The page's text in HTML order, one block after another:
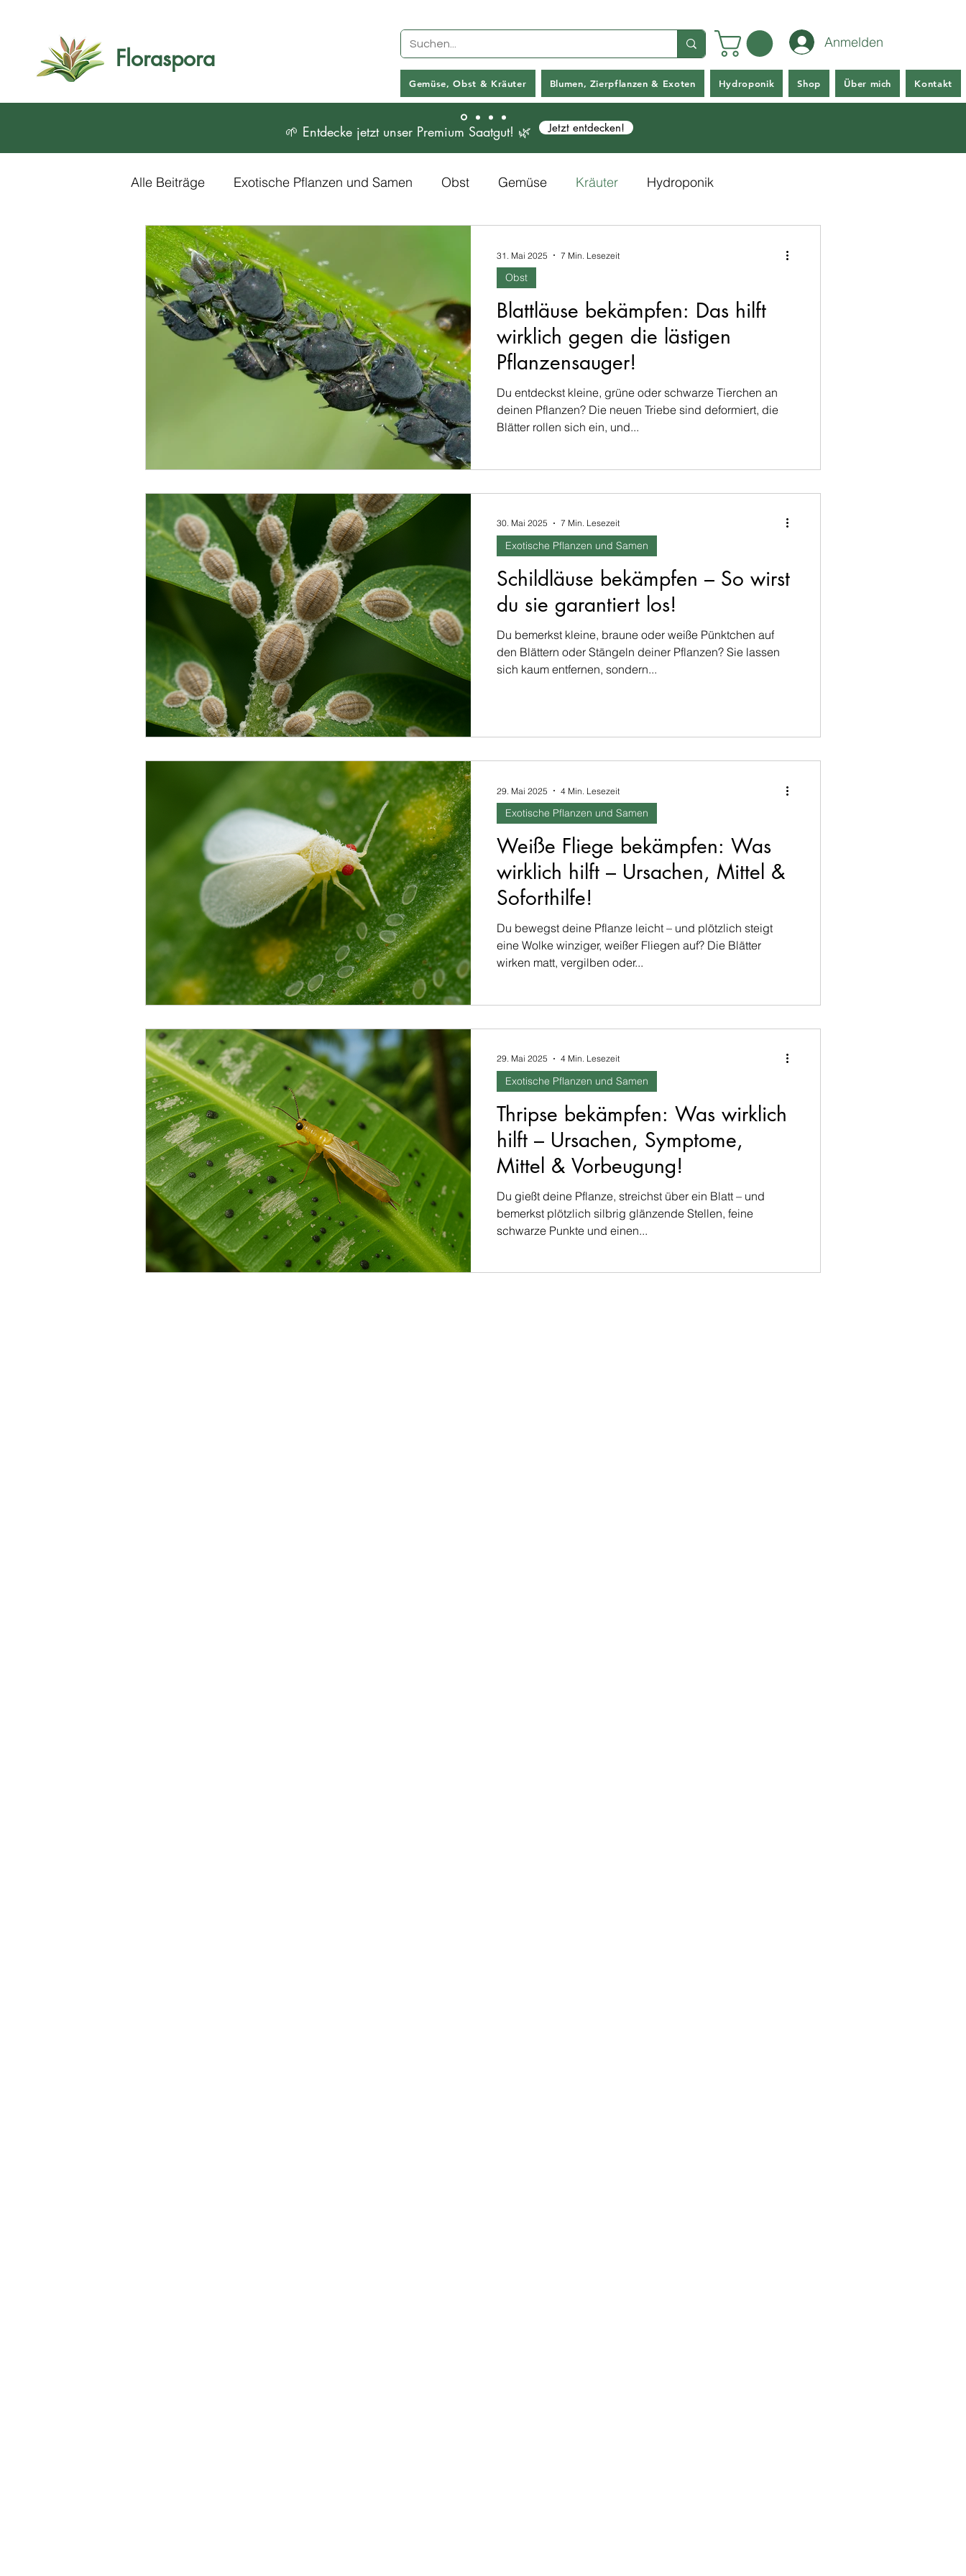
Floraspora
Anmelden
Gemüse, Obst & Kräuter Blumen, Zierpflanzen & Exoten Hydroponik Shop Über mich Kontakt
🌱 Entdecke jetzt unser Premium Saatgut! 🌿 Jetzt entdecken!
Alle Beiträge Exotische Pflanzen und Samen Obst Gemüse Kräuter Hydroponik
Blumen und Zierpflanzen
Blattläuse bekämpfen: Das hilft
wirklich gegen die lästigen
Pflanzensauger!
Du entdeckst kleine, grüne oder schwarze Tierchen an
deinen Pflanzen? Die neuen Triebe sind deformiert, die
Blätter rollen sich ein, und...
Obst
31. Mai 2025 7 Min. Lesezeit
Schildläuse bekämpfen – So wirst
du sie garantiert los!
Du bemerkst kleine, braune oder weiße Pünktchen auf
den Blättern oder Stängeln deiner Pflanzen? Sie lassen
sich kaum entfernen, sondern...
Exotische Pflanzen und Samen
30. Mai 2025 7 Min. Lesezeit
Weiße Fliege bekämpfen: Was
wirklich hilft – Ursachen, Mittel &
Soforthilfe!
Du bewegst deine Pflanze leicht – und plötzlich steigt
eine Wolke winziger, weißer Fliegen auf? Die Blätter
wirken matt, vergilben oder...
Exotische Pflanzen und Samen
29. Mai 2025 4 Min. Lesezeit
Thripse bekämpfen: Was wirklich
hilft – Ursachen, Symptome,
Mittel & Vorbeugung!
Du gießt deine Pflanze, streichst über ein Blatt – und
bemerkst plötzlich silbrig glänzende Stellen, feine
schwarze Punkte und einen...
Exotische Pflanzen und Samen
29. Mai 2025 4 Min. Lesezeit